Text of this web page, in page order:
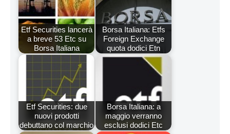
Etf Securities lancerà
a breve 53 Etc su
Borsa Italiana
Borsa Italiana: Etfs
Foreign Exchange
quota dodici Etn
Etf Securities: due
nuovi prodotti
debuttano col marchio
Borsa Italiana: a
maggio verranno
esclusi dodici Etc